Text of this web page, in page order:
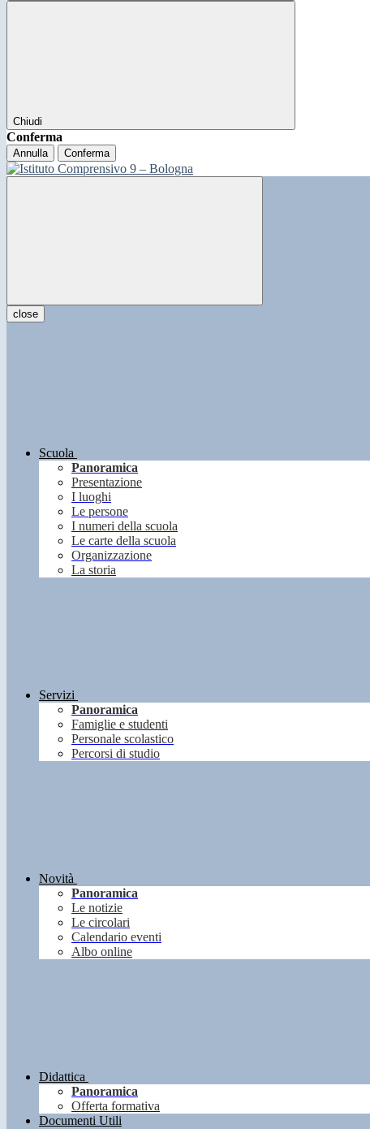
Chiudi
Conferma
Annulla Conferma
close
Scuola
Panoramica
Presentazione
I luoghi
Le persone
I numeri della scuola
Le carte della scuola
Organizzazione
La storia
Servizi
Panoramica
Famiglie e studenti
Personale scolastico
Percorsi di studio
Novità
Panoramica
Le notizie
Le circolari
Calendario eventi
Albo online
Didattica
Panoramica
Offerta formativa
Documenti Utili